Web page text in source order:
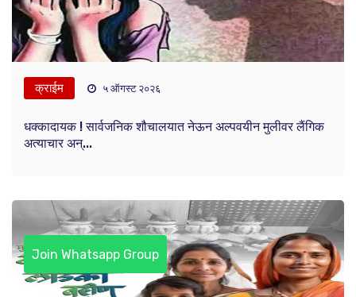
क्राईम ५ ऑगस्ट २०२६
धक्कादायक ! सार्वजनिक शौचालयात नेऊन अल्पवयीन मुलीवर लैंगिक
अत्याचार अन्...
Join Whatsapp Group